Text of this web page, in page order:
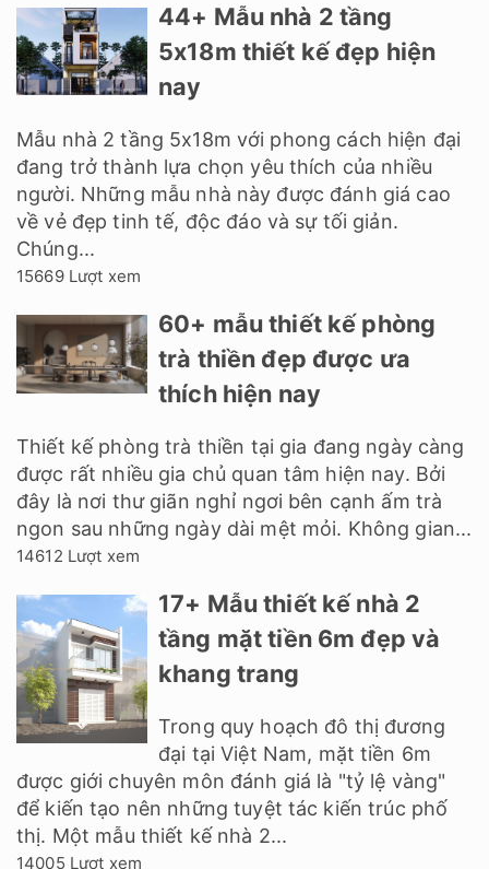
44+ Mẫu nhà 2 tầng
5x18m thiết kế đẹp hiện
nay
Mẫu nhà 2 tầng 5x18m với phong cách hiện đại
đang trở thành lựa chọn yêu thích của nhiều
người. Những mẫu nhà này được đánh giá cao
về vẻ đẹp tinh tế, độc đáo và sự tối giản.
Chúng...
15669 Lượt xem
60+ mẫu thiết kế phòng
trà thiền đẹp được ưa
thích hiện nay
Thiết kế phòng trà thiền tại gia đang ngày càng
được rất nhiều gia chủ quan tâm hiện nay. Bởi
đây là nơi thư giãn nghỉ ngơi bên cạnh ấm trà
ngon sau những ngày dài mệt mỏi. Không gian...
14612 Lượt xem
17+ Mẫu thiết kế nhà 2
tầng mặt tiền 6m đẹp và
khang trang
Trong quy hoạch đô thị đương
đại tại Việt Nam, mặt tiền 6m
được giới chuyên môn đánh giá là "tỷ lệ vàng"
để kiến tạo nên những tuyệt tác kiến trúc phố
thị. Một mẫu thiết kế nhà 2...
14005 Lượt xem